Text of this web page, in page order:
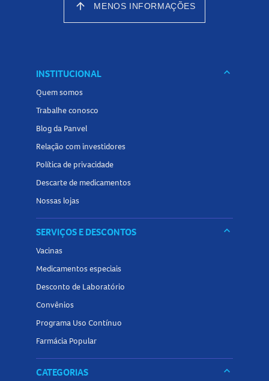
arrow_upward MENOS INFORMAÇÕES
INSTITUCIONAL keyboard_arrow_down
Quem somos
Trabalhe conosco
Blog da Panvel
Relação com investidores
Política de privacidade
Descarte de medicamentos
Nossas lojas
SERVIÇOS E DESCONTOS keyboard_arrow_down
Vacinas
Medicamentos especiais
Desconto de Laboratório
Convênios
Programa Uso Contínuo
Farmácia Popular
CATEGORIAS keyboard_arrow_down